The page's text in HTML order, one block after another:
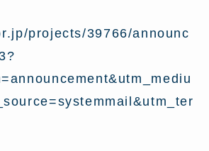
projects/39766/announc